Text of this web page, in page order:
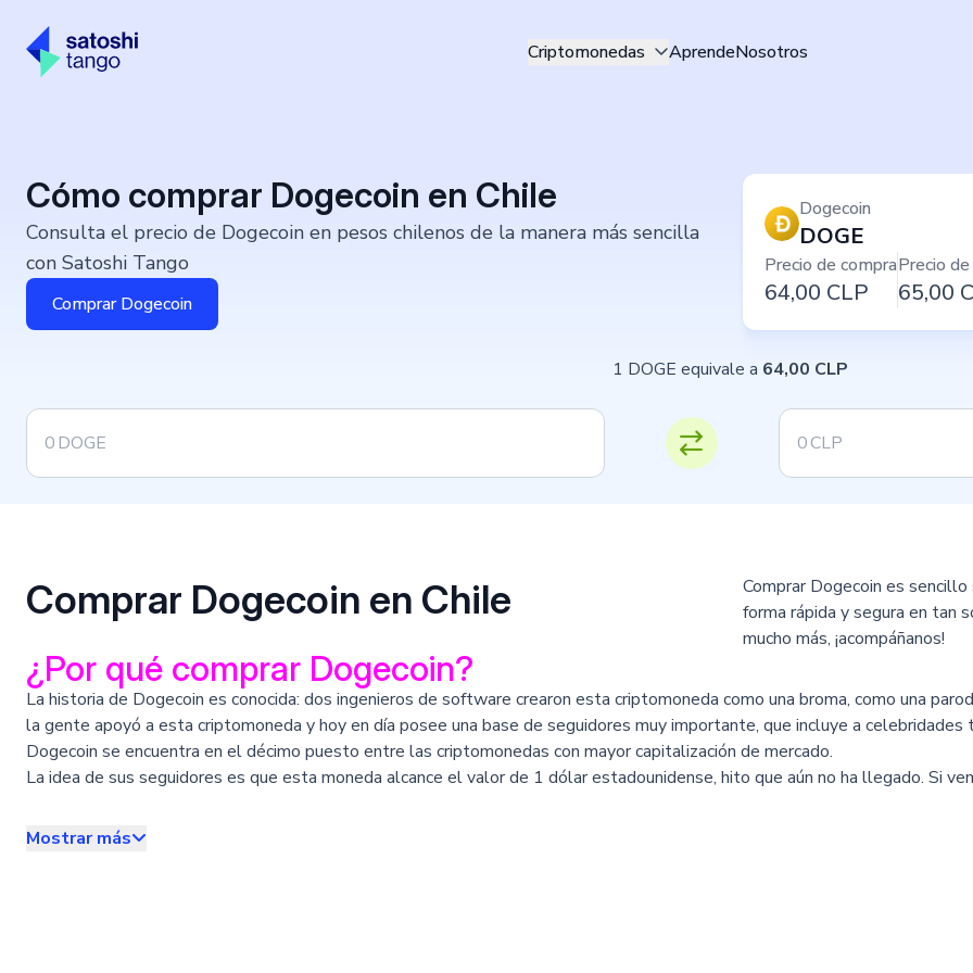
Criptomonedas AprendeNosotros
Cómo comprar Dogecoin en Chile
Consulta el precio de Dogecoin en pesos chilenos de la manera más sencilla
con Satoshi Tango
Comprar Dogecoin
Dogecoin
DOGE
Precio de compra
64,00 CLP
Precio
65,00
1 DOGE equivale a 64,00 CLP
DOGE CLP
Comprar Dogecoin en Chile
Comprar Dogecoin es sencillo
forma rápida y segura en tan
mucho más, ¡acompáñanos!
¿Por qué comprar Dogecoin?
La historia de Dogecoin es conocida: dos ingenieros de software crearon esta criptomoneda como una broma, como una
la gente apoyó a esta criptomoneda y hoy en día posee una base de seguidores muy importante, que incluye a celebridades
Dogecoin se encuentra en el décimo puesto entre las criptomonedas con mayor capitalización de mercado.
La idea de sus seguidores es que esta moneda alcance el valor de 1 dólar estadounidense, hito que aún no ha llegado. Si
Dogecoin es utilizada principalmente como medio para enviar y recibir propinas en internet, principalmente en foros como
Mostrar más